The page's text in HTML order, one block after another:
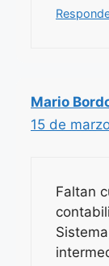
Mario
15 de
Faltan